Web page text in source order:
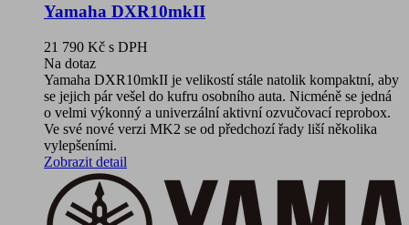
Yamaha DXR10mkII
21 790 Kč s DPH
Na dotaz
Yamaha DXR10mkII je velikostí stále natolik kompaktní, aby
se jejich pár vešel do kufru osobního auta. Nicméně se jedná
o velmi výkonný a univerzální aktivní ozvučovací reprobox.
Ve své nové verzi MK2 se od předchozí řady liší několika
vylepšeními.
Zobrazit detail